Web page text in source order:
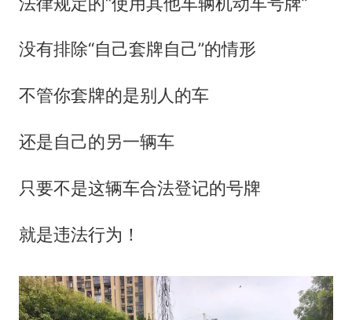
没有排除“自己套牌自己”的情形
不管你套牌的是别人的车
还是自己的另一辆车
只要不是这辆车合法登记的号牌
就是违法行为！